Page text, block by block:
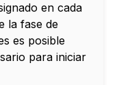
en cada
la fase de
es posible
para iniciar